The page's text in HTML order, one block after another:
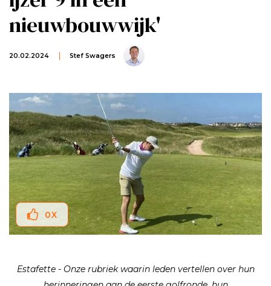
nieuwbouwwijk'
20.02.2024 Stef Swagers
0X
Estafette - Onze rubriek waarin leden vertellen over hun